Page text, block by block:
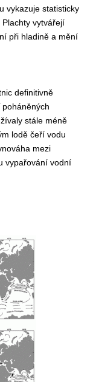
vykazuje statisticky
vytvářejí
při hladině a mění
definitivně
stále méně
lodě čeří vodu
mezi
vypařování vodní